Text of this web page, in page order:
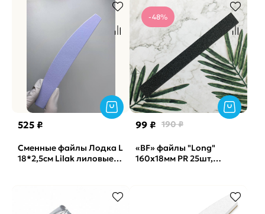
525 ₽
Сменные файлы Лодка L
18*2,5см Lilak лиловые
-48%
99 ₽ 190 ₽
«BF» файлы "Long"
160x18мм PR 25шт,